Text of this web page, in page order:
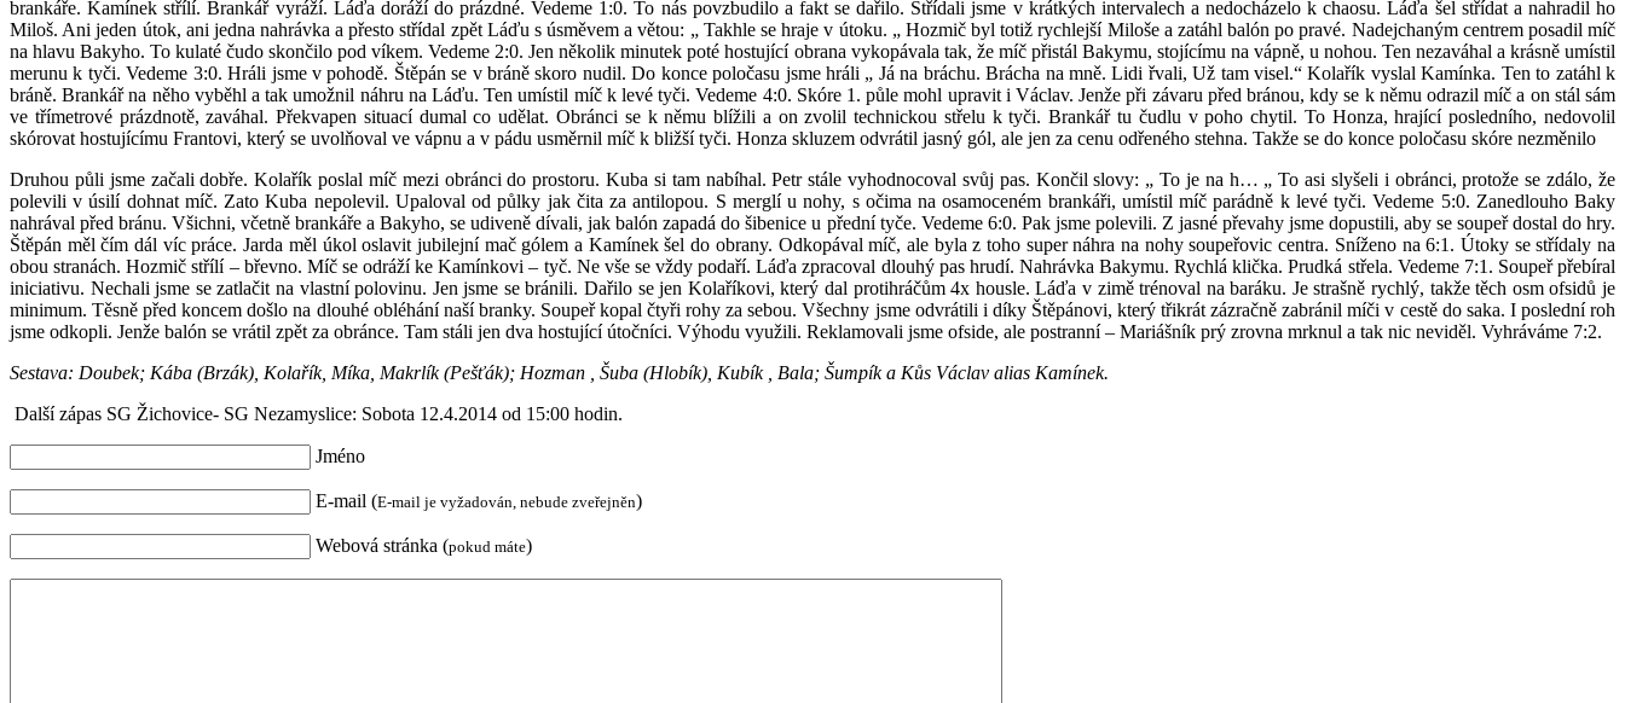
brankáře. Kamínek střílí. Brankář vyráží. Láďa doráží do prázdné. Vedeme 1:0. To nás povzbudilo a fakt se dařilo. Střídali jsme v krátkých intervalech a nedocházelo k chaosu. Láďa šel střídat a nahradil ho
Miloš. Ani jeden útok, ani jedna nahrávka a přesto střídal zpět Láďu s úsměvem a větou: „ Takhle se hraje v útoku. „ Hozmič byl totiž rychlejší Miloše a zatáhl balón po pravé. Nadejchaným centrem posadil míč
na hlavu Bakyho. To kulaté čudo skončilo pod víkem. Vedeme 2:0. Jen několik minutek poté hostující obrana vykopávala tak, že míč přistál Bakymu, stojícímu na vápně, u nohou. Ten nezaváhal a krásně umístil
merunu k tyči. Vedeme 3:0. Hráli jsme v pohodě. Štěpán se v bráně skoro nudil. Do konce poločasu jsme hráli „ Já na bráchu. Brácha na mně. Lidi řvali, Už tam visel.“ Kolařík vyslal Kamínka. Ten to zatáhl k
bráně. Brankář na něho vyběhl a tak umožnil náhru na Láďu. Ten umístil míč k levé tyči. Vedeme 4:0. Skóre 1. půle mohl upravit i Václav. Jenže při závaru před bránou, kdy se k němu odrazil míč a on stál sám
ve třímetrové prázdnotě, zaváhal. Překvapen situací dumal co udělat. Obránci se k němu blížili a on zvolil technickou střelu k tyči. Brankář tu čudlu v poho chytil. To Honza, hrající posledního, nedovolil
skórovat hostujícímu Frantovi, který se uvolňoval ve vápnu a v pádu usměrnil míč k bližší tyči. Honza skluzem odvrátil jasný gól, ale jen za cenu odřeného stehna. Takže se do konce poločasu skóre nezměnilo
Druhou půli jsme začali dobře. Kolařík poslal míč mezi obránci do prostoru. Kuba si tam nabíhal. Petr stále vyhodnocoval svůj pas. Končil slovy: „ To je na h… „ To asi slyšeli i obránci, protože se zdálo, že
polevili v úsilí dohnat míč. Zato Kuba nepolevil. Upaloval od půlky jak čita za antilopou. S merglí u nohy, s očima na osamoceném brankáři, umístil míč parádně k levé tyči. Vedeme 5:0. Zanedlouho Baky
nahrával před bránu. Všichni, včetně brankáře a Bakyho, se udiveně dívali, jak balón zapadá do šibenice u přední tyče. Vedeme 6:0. Pak jsme polevili. Z jasné převahy jsme dopustili, aby se soupeř dostal do hry.
Štěpán měl čím dál víc práce. Jarda měl úkol oslavit jubilejní mač gólem a Kamínek šel do obrany. Odkopával míč, ale byla z toho super náhra na nohy soupeřovic centra. Sníženo na 6:1. Útoky se střídaly na
obou stranách. Hozmič střílí – břevno. Míč se odráží ke Kamínkovi – tyč. Ne vše se vždy podaří. Láďa zpracoval dlouhý pas hrudí. Nahrávka Bakymu. Rychlá klička. Prudká střela. Vedeme 7:1. Soupeř přebíral
iniciativu. Nechali jsme se zatlačit na vlastní polovinu. Jen jsme se bránili. Dařilo se jen Kolaříkovi, který dal protihráčům 4x housle. Láďa v zimě trénoval na baráku. Je strašně rychlý, takže těch osm ofsidů je
minimum. Těsně před koncem došlo na dlouhé obléhání naší branky. Soupeř kopal čtyři rohy za sebou. Všechny jsme odvrátili i díky Štěpánovi, který třikrát zázračně zabránil míči v cestě do saka. I poslední roh
jsme odkopli. Jenže balón se vrátil zpět za obránce. Tam stáli jen dva hostující útočníci. Výhodu využili. Reklamovali jsme ofside, ale postranní – Mariášník prý zrovna mrknul a tak nic neviděl. Vyhráváme 7:2.
Sestava: Doubek; Kába (Brzák) , Kolařík, Míka, Makrlík (Pešťák); Hozman , Šuba (Hlobík), Kubík , Bala; Šumpík a Kůs Václav alias Kamínek.
Další zápas SG Žichovice- SG Nezamyslice: Sobota 12.4.2014 od 15:00 hodin.
Jméno
E-mail (E-mail je vyžadován, nebude zveřejněn)
Webová stránka (pokud máte)